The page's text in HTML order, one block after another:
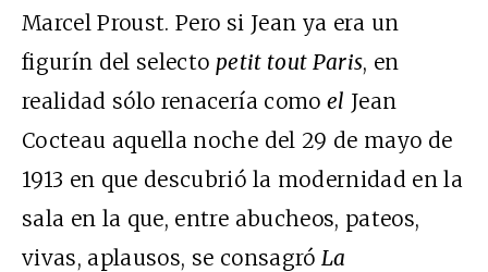
Marcel Proust. Pero si Jean ya era un
figurín del selecto petit tout Paris, en
realidad sólo renacería como el Jean
Cocteau aquella noche del 29 de mayo de
1913 en que descubrió la modernidad en la
sala en la que, entre abucheos, pateos,
vivas, aplausos, se consagró La